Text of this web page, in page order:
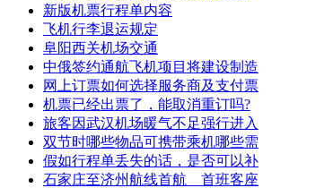
新版机票行程单内容
飞机行李退运规定
阜阳西关机场交通
中俄签约通航飞机项目将建设制造
网上订票如何选择服务商及支付票
机票已经出票了，能取消重订吗?
旅客因武汉机场暖气不足强行进入
双节时哪些物品可携带乘机哪些需
假如行程单丢失的话，是否可以补
石家庄至济州航线首航 首班客座